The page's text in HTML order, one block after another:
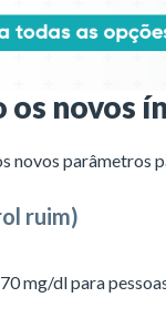
os novos
novos parâmetros
ruim)
mg/dl para